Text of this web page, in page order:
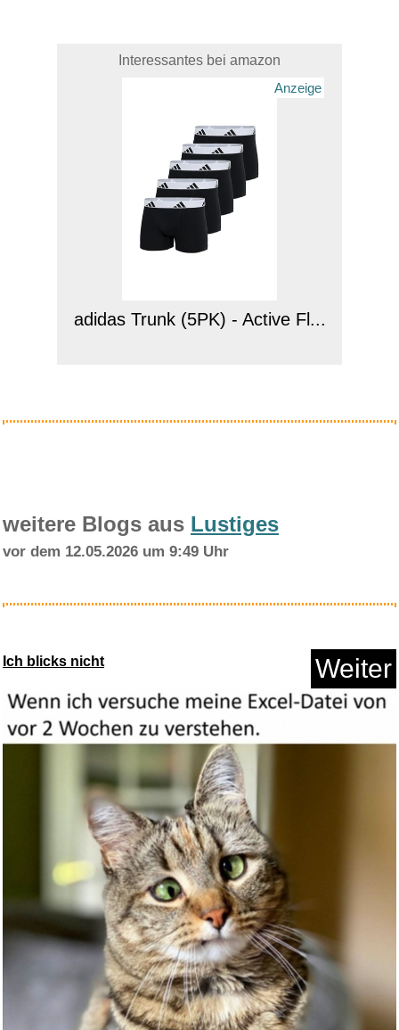
Interessantes bei amazon
Anzeige
adidas Trunk (5PK) - Active Fl...
Anzeige
vidaXL Mini-Waschmaschine mit
...
Anzeige
weitere Blogs aus Lustiges
vor dem 12.05.2026 um 9:49 Uhr
Ich blicks nicht Weiter